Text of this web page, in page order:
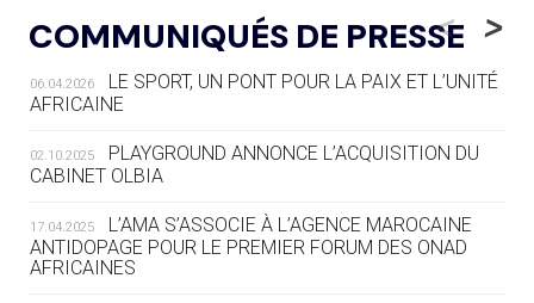
LE RÊVE DE VOIR LA LUGE ALPINE
AUX JO « N'EST PAS FINI »
05.08 — TIR À L'ARC
DES MONDIAUX À BRISBANE SUR LA
ROUTE DES JO 2032
LE VILLAGE OLYMPIQUE DES ARAVIS
SE DESSINE
COMMUNIQUÉS DE PRESSE
<
06.04.2026
LE SPORT, UN PONT POUR LA PAIX ET L’UNITÉ
AFRICAINE
02.10.2025
PLAYGROUND ANNONCE L’ACQUISITION DU
CABINET OLBIA
17.04.2025
L’AMA S’ASSOCIE À L’AGENCE MAROCAINE
ANTIDOPAGE POUR LE PREMIER FORUM DES ONAD
AFRICAINES
>